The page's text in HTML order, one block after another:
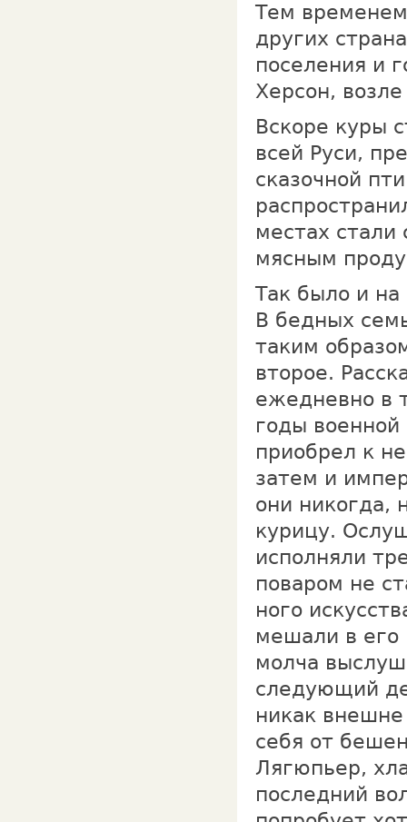
Тем
других
поселения и
Херсон,
Вскоре куры
всей Руси,
сказочной
местах
мясным
Так было и
В бедных
таким
второе.
ежедневно в
годы
приобрел к
затем и
они никогда,
курицу.
исполняли
поваром не
ного
мешали в его
молча
следующий
никак
себя от
Лягюпьер,
последний